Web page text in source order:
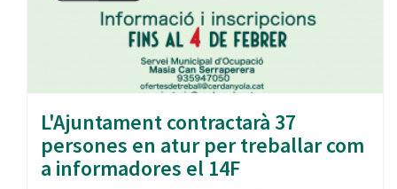
L'Ajuntament contractarà 37
persones en atur per treballar com
a informadores el 14F